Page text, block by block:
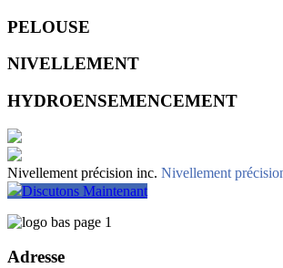
PELOUSE
NIVELLEMENT
HYDROENSEMENCEMENT
Nivellement précision inc. Nivellement
Discutons Maintenant
Adresse